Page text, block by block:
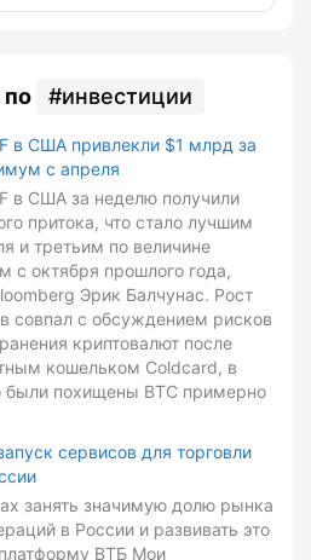
по инвестиции
в США привлекли $1 млрд за
с апреля
в США за неделю получили
притока, что стало лучшим
и третьим по величине
с октября прошлого года,
Эрик Балчунас. Рост
совпал с обсуждением рисков
криптовалют после
кошельком Coldcard, в
были похищены BTC примерно
сервисов для торговли
занять значимую долю рынка
в России и развивать это
ВТБ Мои